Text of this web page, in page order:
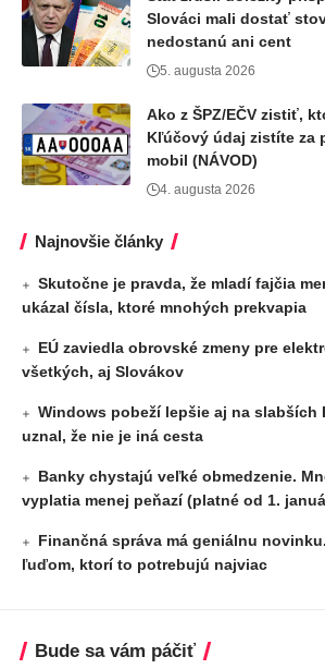
Slováci mali dostať
nedostanú ani cent
5. augusta 2026
Ako z ŠPZ/EČV zistiť,
Kľúčový údaj zistíte za
mobil (NÁVOD)
4. augusta 2026
Najnovšie články
Skutočne je pravda, že mladí fajčia
ukázal čísla, ktoré mnohých prekvapia
EÚ zaviedla obrovské zmeny pre
všetkých, aj Slovákov
Windows pobeží lepšie aj na slabších
uznal, že nie je iná cesta
Banky chystajú veľké obmedzenie.
vyplatia menej peňazí (platné od 1.
Finančná správa má geniálnu
ľuďom, ktorí to potrebujú najviac
Bude sa vám páčiť